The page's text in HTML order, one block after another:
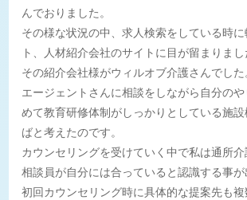
んでおりました。
その様な状況の中、求人検索をしている時
ト、人材紹介会社のサイトに目が留まりまし
その紹介会社様がウィルオブ介護さんでした
エージェントさんに相談をしながら自分の
めて教育研修体制がしっかりとしている施
ばと考えたのです。
カウンセリングを受けていく中で私は通所
相談員が自分には合っていると認識する事が
初回カウンセリング時に具体的な提案先も